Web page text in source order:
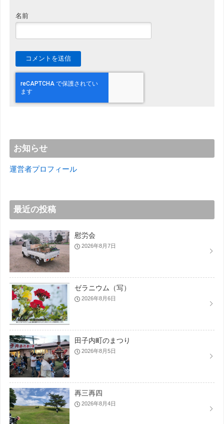
名前
お知らせ
運営者プロフィール
最近の投稿
慰労会
2026年8月7日
ゼラニウム（写）
2026年8月6日
田子内町のまつり
2026年8月5日
再三再四
2026年8月4日